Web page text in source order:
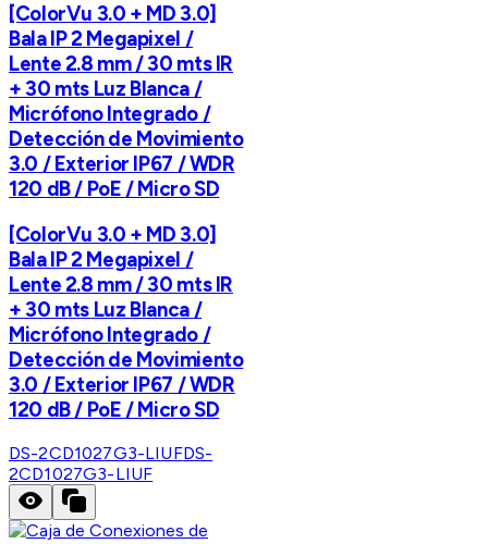
[ColorVu 3.0 + MD 3.0]
Bala IP 2 Megapixel /
Lente 2.8 mm / 30 mts IR
+ 30 mts Luz Blanca /
Micrófono Integrado /
Detección de Movimiento
3.0 / Exterior IP67 / WDR
120 dB / PoE / Micro SD
[ColorVu 3.0 + MD 3.0]
Bala IP 2 Megapixel /
Lente 2.8 mm / 30 mts IR
+ 30 mts Luz Blanca /
Micrófono Integrado /
Detección de Movimiento
3.0 / Exterior IP67 / WDR
120 dB / PoE / Micro SD
DS-2CD1027G3-LIUFDS-
2CD1027G3-LIUF